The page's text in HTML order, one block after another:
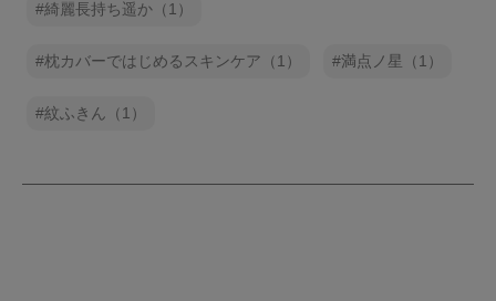
綺麗長持ち遥か（1）
枕カバーではじめるスキンケア（1） 満点ノ星（1）
紋ふきん（1）